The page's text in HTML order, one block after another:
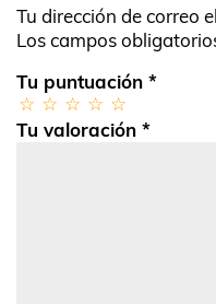
Tu dirección de correo
Los campos
Tu puntuación *
Tu valoración *